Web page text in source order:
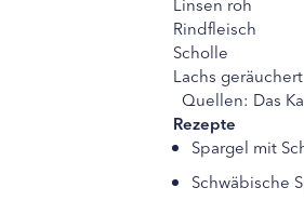
Rindfleisch
Scholle
Lachs geräuchert
Quellen: Das
Rezepte
Spargel mit
Schwäbische